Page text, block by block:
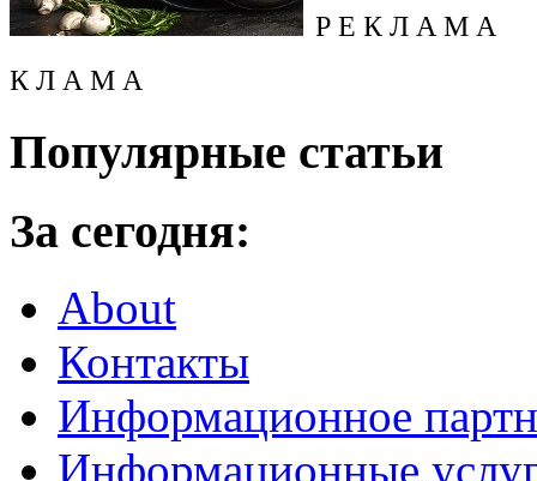
Р Е К Л А М А
К Л А М А
Популярные статьи
За сегодня:
About
Контакты
Информационное
Информационные